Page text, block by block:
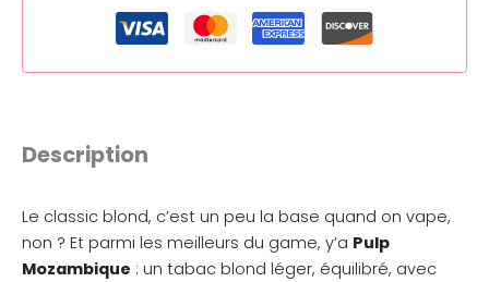
Description
Le classic blond, c’est un peu la base quand on vape,
non ? Et parmi les meilleurs du game, y’a Pulp
Mozambique : un tabac blond léger, équilibré, avec